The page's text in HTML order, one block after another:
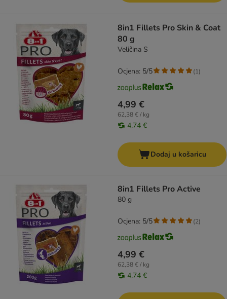
8in1 Fillets Pro Skin & Coat
80 g
Veličina S
4,99 €
62,38 € / kg
4,74 €
Ocjena: 5/5 (1)
Dodaj u košaricu
8in1 Fillets Pro Active
80 g
4,99 €
62,38 € / kg
4,74 €
Ocjena: 5/5 (2)